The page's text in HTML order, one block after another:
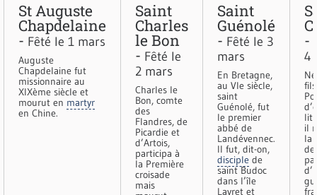
St Auguste
Chapdelaine
- Fêté le 1 mars
Auguste
Chapdelaine fut
missionnaire au
XIXème siècle et
mourut en martyr
en Chine.
Saint
Charles
le Bon
- Fêté le
2 mars
Charles le
Bon, comte
des
Flandres, de
Picardie et
d’Artois,
participa à
la Première
croisade
mais
Saint
Guénolé
- Fêté le 3
mars
En Bretagne,
au VIe siècle,
saint
Guénolé, fut
le premier
abbé de
Landévennec.
Il fut, dit-on,
disciple de
saint Budoc
dans l’île
Lavret et
-
4
il
la
de